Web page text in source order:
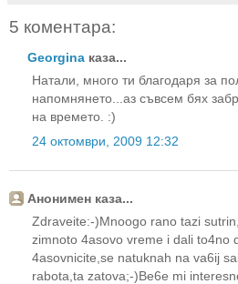
5 коментара:
Georgina каза...
Натали, много ти благодаря за
напомнянето...аз съвсем бях
на времето. :)
24 октомври, 2009 12:32
Анонимен каза...
Zdraveite:-)Mnoogo rano tazi
zimnoto 4asovo vreme i dali to4no
4asovnicite,se natuknah na va6ij
rabota,ta zatova;-)Be6e mi